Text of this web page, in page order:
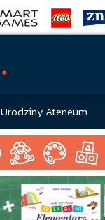
Urodziny Ateneum